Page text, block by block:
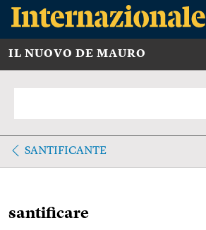
IL NUOVO DE MAURO
SANTIFICANTE
santificare